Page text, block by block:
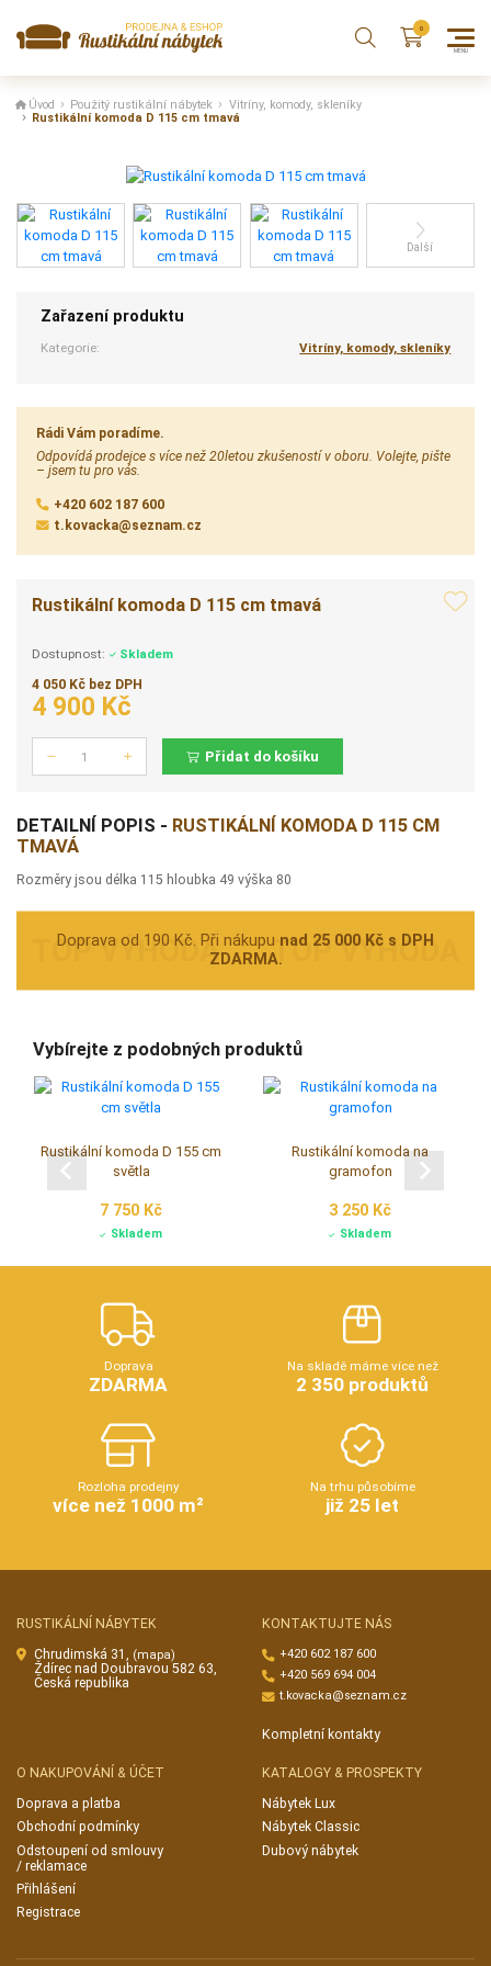
Úvod Použitý rustikální nábytek
Vitríny, komody, skleníky
Rustikální komoda D 115 cm tmavá
Další
Zařazení produktu
Kategorie: Vitríny, komody, skleníky
Rádi Vám poradíme.
Odpovídá prodejce s více než 20letou zkušeností v oboru. Volejte, pište
– jsem tu pro vás.
+420 602 187 600
t.kovacka@seznam.cz
Rustikální komoda D 115 cm tmavá
Dostupnost:
Skladem
4 050 Kč bez DPH
4 900 Kč
Přidat do košíku
DETAILNÍ POPIS - RUSTIKÁLNÍ KOMODA D 115 CM
TMAVÁ
Rozměry jsou délka 115 hloubka 49 výška 80
Doprava od 190 Kč. Při nákupu nad 25 000 Kč s DPH
ZDARMA.
Vybírejte z podobných produktů
Rustikální komoda D 155 cm
světla
7 750 Kč
Skladem
Rustikální komoda na
gramofon
3 250 Kč
Skladem
Doprava
ZDARMA
Na skladě máme více než
2 350 produktů
Rozloha prodejny
více než 1000 m²
Na trhu působíme
již 25 let
RUSTIKÁLNÍ NÁBYTEK
Chrudimská 31, (mapa)
Ždírec nad Doubravou 582 63,
Česká republika
KONTAKTUJTE NÁS
+420 602 187 600
+420 569 694 004
t.kovacka@seznam.cz
Kompletní kontakty
O NAKUPOVÁNÍ & ÚČET
Doprava a platba
Obchodní podmínky
Odstoupení od smlouvy
/ reklamace
Přihlášení
Registrace
KATALOGY & PROSPEKTY
Nábytek Lux
Nábytek Classic
Dubový nábytek